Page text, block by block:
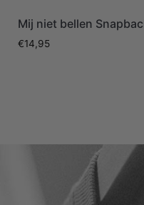
Mij niet bellen
€14,95